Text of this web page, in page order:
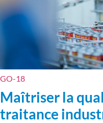
GO-18
Maîtriser la
traitance